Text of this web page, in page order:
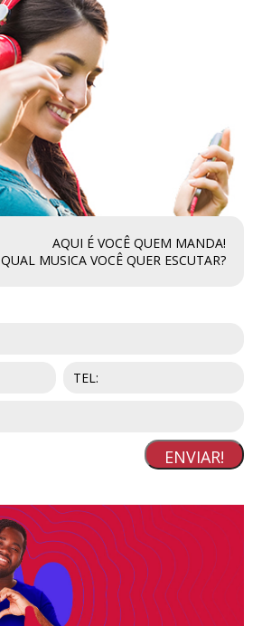
AQUI É VOCÊ QUEM MANDA!
QUAL MUSICA VOCÊ QUER ESCUTAR?
ENVIAR!